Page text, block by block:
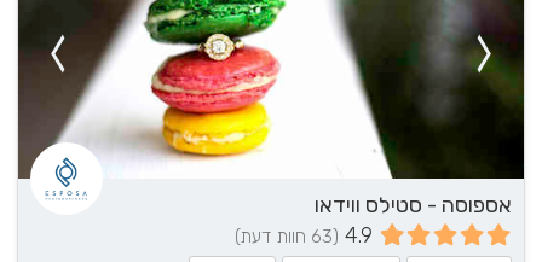
אספוסה - סטילס ווידאו
4.9 (63 חוות דעת)